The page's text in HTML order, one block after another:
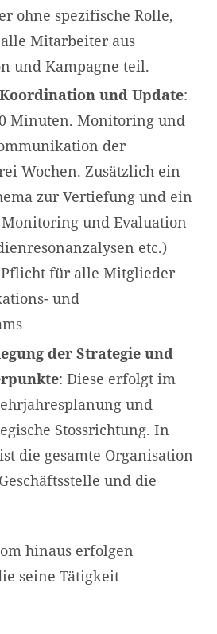
ohne spezifische Rolle,
Mitarbeiter aus
und Kampagne teil.
und Update:
Minuten. Monitoring und
der
Wochen. Zusätzlich ein
zur Vertiefung und ein
und Evaluation
etc.)
für alle Mitglieder
und
der Strategie und
: Diese erfolgt im
und
Stossrichtung. In
die gesamte Organisation
und die
hinaus erfolgen
seine Tätigkeit